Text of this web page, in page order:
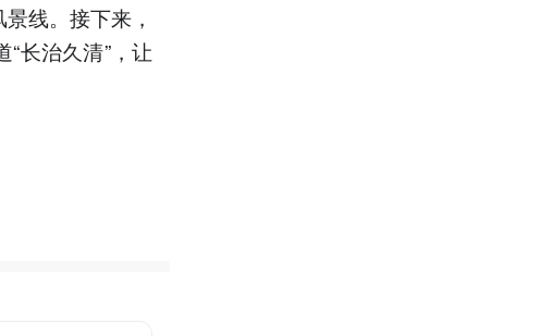
线。接下来，
长治久清”，让